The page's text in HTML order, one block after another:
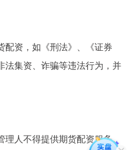
配资，如《刑法》、《证券
法集资、诈骗等违法行为，并
人不得提供期货配资服务。